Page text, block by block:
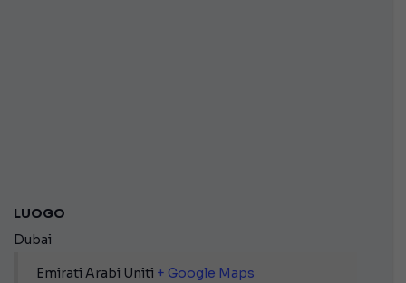
LUOGO
Dubai
Emirati Arabi Uniti + Google Maps